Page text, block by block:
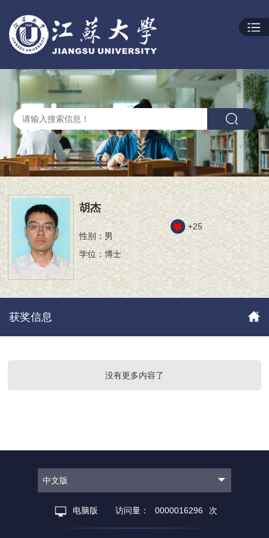
胡杰
性别：男
学位：博士
+25
获奖信息
没有更多内容了
中文版
电脑版 访问量： 0000016296 次